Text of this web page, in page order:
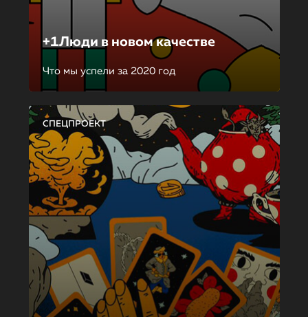
+1Люди в новом качестве
Что мы успели за 2020 год
СПЕЦПРОЕКТ